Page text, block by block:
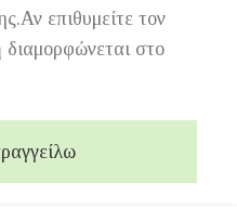
επιθυμείτε τον
διαμορφώνεται στο